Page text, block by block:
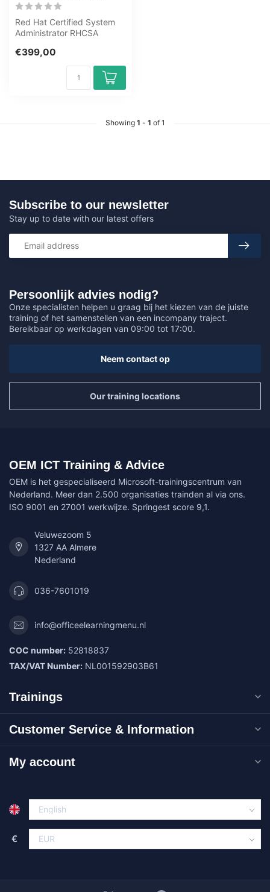
Red Hat Certified System
Administrator RHCSA
Learning tr...
€399,00
Showing 1 - 1 of 1
Persoonlijk advies nodig?
Onze specialisten helpen u graag bij het kiezen van de juiste
training of het samenstellen van een incompany traject.
Bereikbaar op werkdagen van 09:00 tot 17:00.
Neem contact op
Our training locations
Subscribe to our newsletter
Stay up to date with our latest offers
OEM ICT Training & Advice
OEM is het gespecialiseerd Microsoft-trainingscentrum van
Nederland. Meer dan 2.500 organisaties trainden al via ons.
ISO 9001 en 27001 werkwijze. Springest score 9,1.
Veluwezoom 5
1327 AA Almere
Nederland
036-7601019
info@officeelearningmenu.nl
COC number: 52818837
TAX/VAT Number: NL001592903B61
Trainings
Customer Service & Information
My account
€